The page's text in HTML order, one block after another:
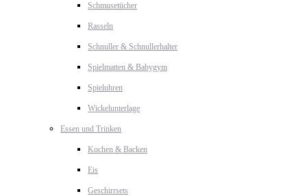
Schmusetücher
Rasseln
Schnuller & Schnullerhalter
Spielmatten & Babygym
Spieluhren
Wickelunterlage
Essen und Trinken
Kochen & Backen
Eis
Geschirrsets